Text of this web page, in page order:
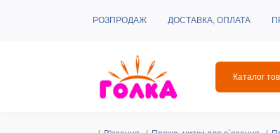
РОЗПРОДАЖ ДОСТАВКА, ОПЛАТА
Каталог